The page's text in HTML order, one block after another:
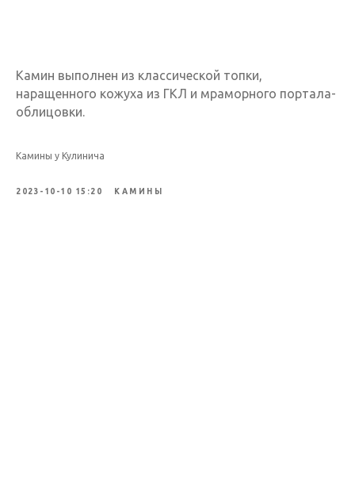
Камин выполнен из классической топки,
наращенного кожуха из ГКЛ и мраморного портала-
облицовки.
Камины у Кулинича
2023-10-10 15:20 КАМИНЫ